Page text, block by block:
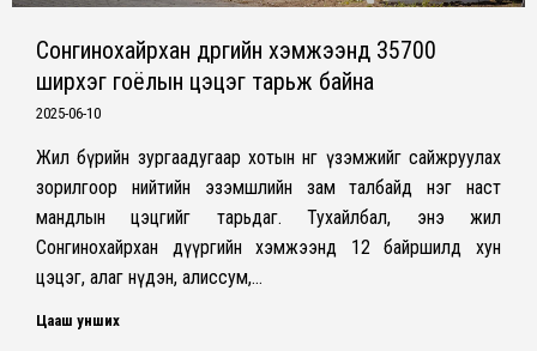
Сонгинохайрхан дүүргийн хэмжээнд 35700
ширхэг гоёлын цэцэг тарьж байна
2025-06-10
Жил бүрийн зургаадугаар хотын өнгө үзэмжийг сайжруулах
зорилгоор нийтийн эзэмшлийн зам талбайд нэг наст
мандлын цэцгийг тарьдаг. Тухайлбал, энэ жил
Сонгинохайрхан дүүргийн хэмжээнд 12 байршилд хун
цэцэг, алаг нүдэн, алиссум,…
Цааш унших